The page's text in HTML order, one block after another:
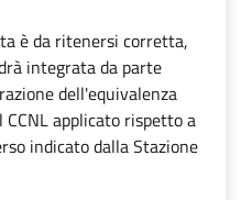
è da ritenersi corretta,
integrata da parte
dell'equivalenza
applicato rispetto a
indicato dalla Stazione